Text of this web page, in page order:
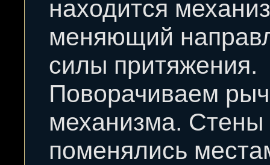
находится
меняющий
силы притяжения.
Поворачиваем
механизма. Стены
поменялись